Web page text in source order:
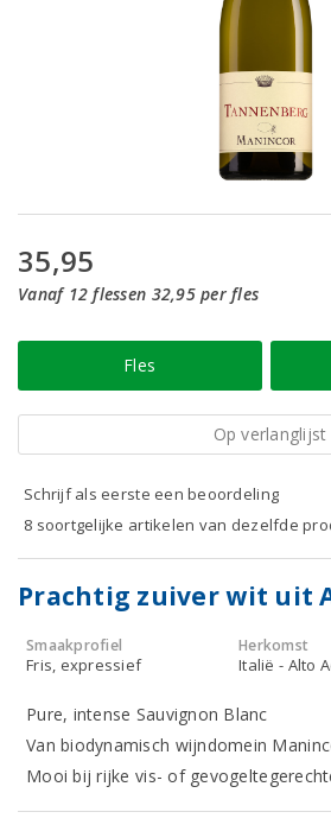
35,95
Vanaf 12 flessen 32,95 per fles
Fles
Op verlanglijst
Schrijf als eerste een beoordeling
8 soortgelijke artikelen van dezelfde
Prachtig zuiver wit uit
Smaakprofiel
Fris, expressief
Herkomst
Italië - Alto
Pure, intense Sauvignon Blanc
Van biodynamisch wijndomein
Mooi bij rijke vis- of